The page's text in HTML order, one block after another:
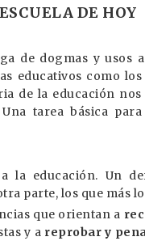
DE HOY
de dogmas y usos
educativos como
de la educación
Una tarea básica
la educación. Un
parte, los que más
que orientan a
y a reprobar y